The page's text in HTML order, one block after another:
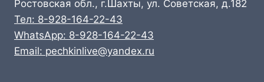
Ростовская обл., г.Шахты, ул. Советская, д.182
Тел: 8-928-164-22-43
WhatsApp: 8-928-164-22-43
Email: pechkinlive@yandex.ru